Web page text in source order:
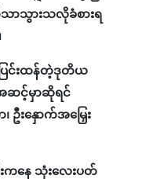
ာသွားသလိုခံစားရ
ြင်းထန်တဲ့ဒုတိယ
ဆင့်မှာဆိုရင်
းနှောက်အမြှေး
ကနေ သုံးလေးပတ်